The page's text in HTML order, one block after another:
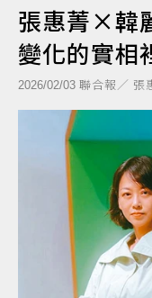
張惠菁×韓
變化的實相
2026/02/03 聯合報／